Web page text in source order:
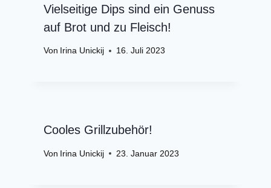
Vielseitige Dips sind ein Genuss
auf Brot und zu Fleisch!
Von Irina Unickij 16. Juli 2023
Cooles Grillzubehör!
Von Irina Unickij 23. Januar 2023